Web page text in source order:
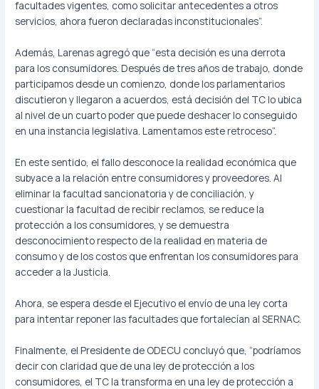
facultades vigentes, como solicitar antecedentes a otros
servicios, ahora fueron declaradas inconstitucionales”.
Además, Larenas agregó que “esta decisión es una derrota
para los consumidores. Después de tres años de trabajo, donde
participamos desde un comienzo, donde los parlamentarios
discutieron y llegaron a acuerdos, está decisión del TC lo ubica
al nivel de un cuarto poder que puede deshacer lo conseguido
en una instancia legislativa. Lamentamos este retroceso”.
En este sentido, el fallo desconoce la realidad económica que
subyace a la relación entre consumidores y proveedores. Al
eliminar la facultad sancionatoria y de conciliación, y
cuestionar la facultad de recibir reclamos, se reduce la
protección a los consumidores, y se demuestra
desconocimiento respecto de la realidad en materia de
consumo y de los costos que enfrentan los consumidores para
acceder a la Justicia.
Ahora, se espera desde el Ejecutivo el envío de una ley corta
para intentar reponer las facultades que fortalecían al SERNAC.
Finalmente, el Presidente de ODECU concluyó que, “podríamos
decir con claridad que de una ley de protección a los
consumidores, el TC la transforma en una ley de protección a